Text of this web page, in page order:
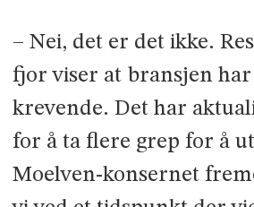
– Nei, det er det ikke.
fjor viser at bransjen
krevende. Det har
for å ta flere grep for å
Moelven-konsernet